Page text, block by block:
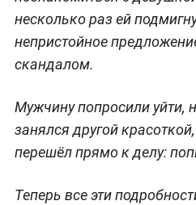
несколько раз ей
непристойное
скандалом.
Мужчину попросили уйти,
занялся другой
перешёл прямо к делу:
Теперь все эти